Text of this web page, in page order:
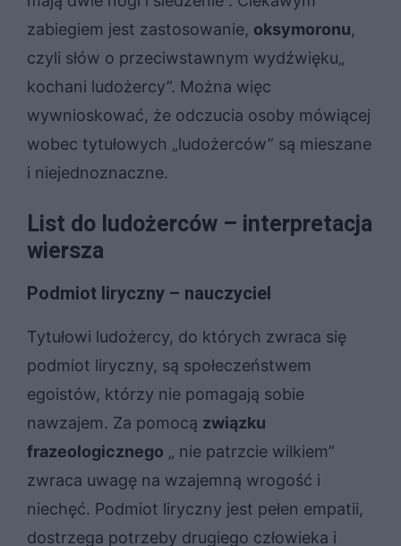
zabiegiem jest zastosowanie, oksymoronu,
czyli słów o przeciwstawnym wydźwięku„
kochani ludożercy”. Można więc
wywnioskować, że odczucia osoby mówiącej
wobec tytułowych „ludożerców” są mieszane
i niejednoznaczne.
List do ludożerców – interpretacja
wiersza
Podmiot liryczny – nauczyciel
Tytułowi ludożercy, do których zwraca się
podmiot liryczny, są społeczeństwem
egoistów, którzy nie pomagają sobie
nawzajem. Za pomocą związku
frazeologicznego „ nie patrzcie wilkiem”
zwraca uwagę na wzajemną wrogość i
niechęć. Podmiot liryczny jest pełen empatii,
dostrzega potrzeby drugiego człowieka i